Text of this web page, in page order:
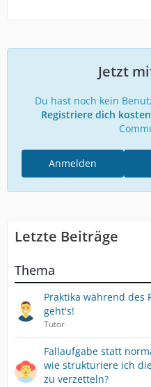
Jetzt
Du hast noch kein
Registriere dich
Anmelden
Letzte Beiträge
Thema
Praktika während des
geht's!
Tutor
Fallaufgabe statt
wie strukturiere ich
zu verzetteln?